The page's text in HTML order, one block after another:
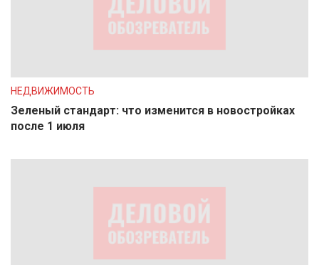
НЕДВИЖИМОСТЬ
Зеленый стандарт: что изменится в новостройках
после 1 июля